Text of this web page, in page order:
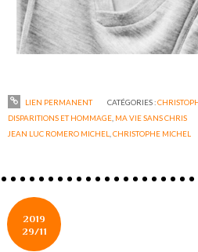
LIEN PERMANENT CATÉGORIES :
DISPARITIONS ET HOMMAGE MA VIE SANS CHRIS
JEAN LUC ROMERO MICHEL ,CHRISTOPHE MICHEL
2019
29/11